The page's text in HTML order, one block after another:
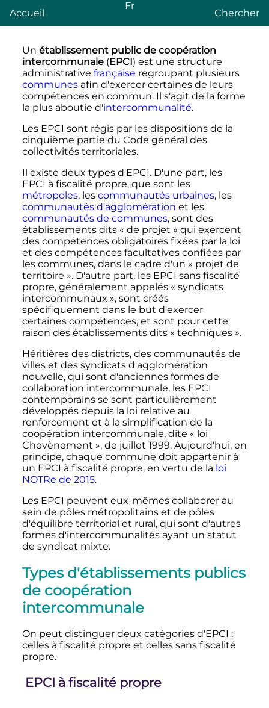
Accueil
Fr
Chercher
Un établissement public de coopération
intercommunale(EPCI) est une structure
administrative française regroupant plusieurs
communesafin d'exercer certaines de leurs
compétences en commun. Il s'agit de la forme
la plus aboutie d'intercommunalité.
Les EPCI sont régis par les dispositions de la
cinquième partie du Code général des
collectivités territoriales.
Il existe deux types d'EPCI. D'une part, les
EPCI à fiscalité propre, que sont les
métropoles, les communautés urbaines, les
communautés d'agglomération et les
communautés de communes, sont des
établissements dits « de projet » qui exercent
des compétences obligatoires fixées par la loi
et des compétences facultatives confiées par
les communes, dans le cadre d'un « projet de
territoire ». D'autre part, les EPCI sans fiscalité
propre, généralement appelés « syndicats
intercommunaux », sont créés
spécifiquement dans le but d'exercer
certaines compétences, et sont pour cette
raison des établissements dits « techniques ».
Héritières des districts, des communautés de
villes et des syndicats d'agglomération
nouvelle, qui sont d'anciennes formes de
collaboration intercommunale, les EPCI
contemporains se sont particulièrement
développés depuis la loi relative au
renforcement et à la simplification de la
coopération intercommunale, dite « loi
Chevènement », de juillet 1999. Aujourd'hui, en
principe, chaque commune doit appartenir à
un EPCI à fiscalité propre, en vertu de la loi
NOTRe de 2015.
Les EPCI peuvent eux-mêmes collaborer au
sein de pôles métropolitains et de pôles
d'équilibre territorial et rural, qui sont d'autres
formes d'intercommunalités ayant un statut
de syndicat mixte.
Types d'établissements publics
de coopération
intercommunale
On peut distinguer deux catégories d'EPCI :
celles à fiscalité propre et celles sans fiscalité
propre.
EPCI à fiscalité propre